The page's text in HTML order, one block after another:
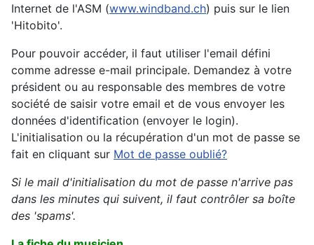
Internet de l'ASM (www.windband.ch) puis sur le lien
'Hitobito'.
Pour pouvoir accéder, il faut utiliser l'email défini
comme adresse e-mail principale. Demandez à votre
président ou au responsable des membres de votre
société de saisir votre email et de vous envoyer les
données d'identification (envoyer le login).
L'initialisation ou la récupération d'un mot de passe se
fait en cliquant sur Mot de passe oublié?
Si le mail d'initialisation du mot de passe n'arrive pas
dans les minutes qui suivent, il faut contrôler sa boîte
des 'spams'.